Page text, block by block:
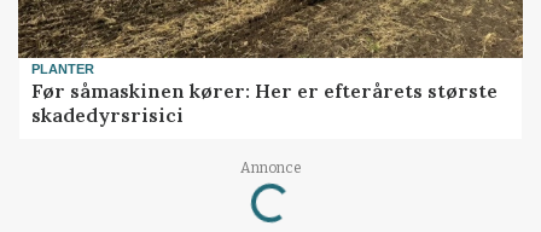
PLANTER
Før såmaskinen kører: Her er efterårets største
skadedyrsrisici
Annonce
Loading...